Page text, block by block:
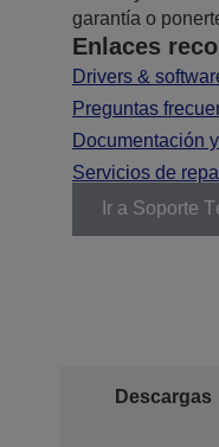
garantía o
Enlaces
Drivers &
Preguntas
Documentación
Servicios de
Ir a Soporte
Descargas